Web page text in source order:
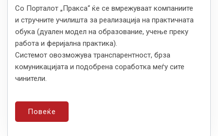
Со Порталот „Пракса“ ќе се вмрежуваат компаниите
и стручните училишта за реализација на практичната
обука (дуален модел на образование, учење преку
работа и феријална практика).
Системот овозможува транспарентност, брза
комуникацијата и подобрена соработка меѓу сите
чинители.
Повеќе